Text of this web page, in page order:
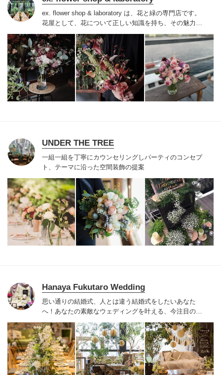
ex. flower shop & laboratory は、花と緑の専門店です。
花屋として、花について正しい知識を持ち、その魅力を
誰よりも深く理解すること。一輪一輪の色・形・香り、
一本一本の佇まい・状態、生産者のこだわりと想いに目
を向けること。全ての花を主役にできるよう、技術を磨
くこと。そんな花屋としてのあたりまえを見つめ直し、
極めることで、花屋の新しいスタンダードをつくりま
す。
UNDER THE TREE
一組一組を丁寧にカウンセリングしパーティのコンセプ
ト、テーマに沿った空間装飾の提案
Hanaya Fukutaro Wedding
思い通りの結婚式、人とは違う結婚式をしたいあなた
へ！ あなたの素敵なウェディングを叶える、今注目のウ
ェディング専門フラワーショップです。4000組を超える
感動的なオリジナルウェディングを、他には無いリーズ
ナブルな価格で実現！TV、雑誌の撮影なども手がける人
気のデザイナーが担当します。